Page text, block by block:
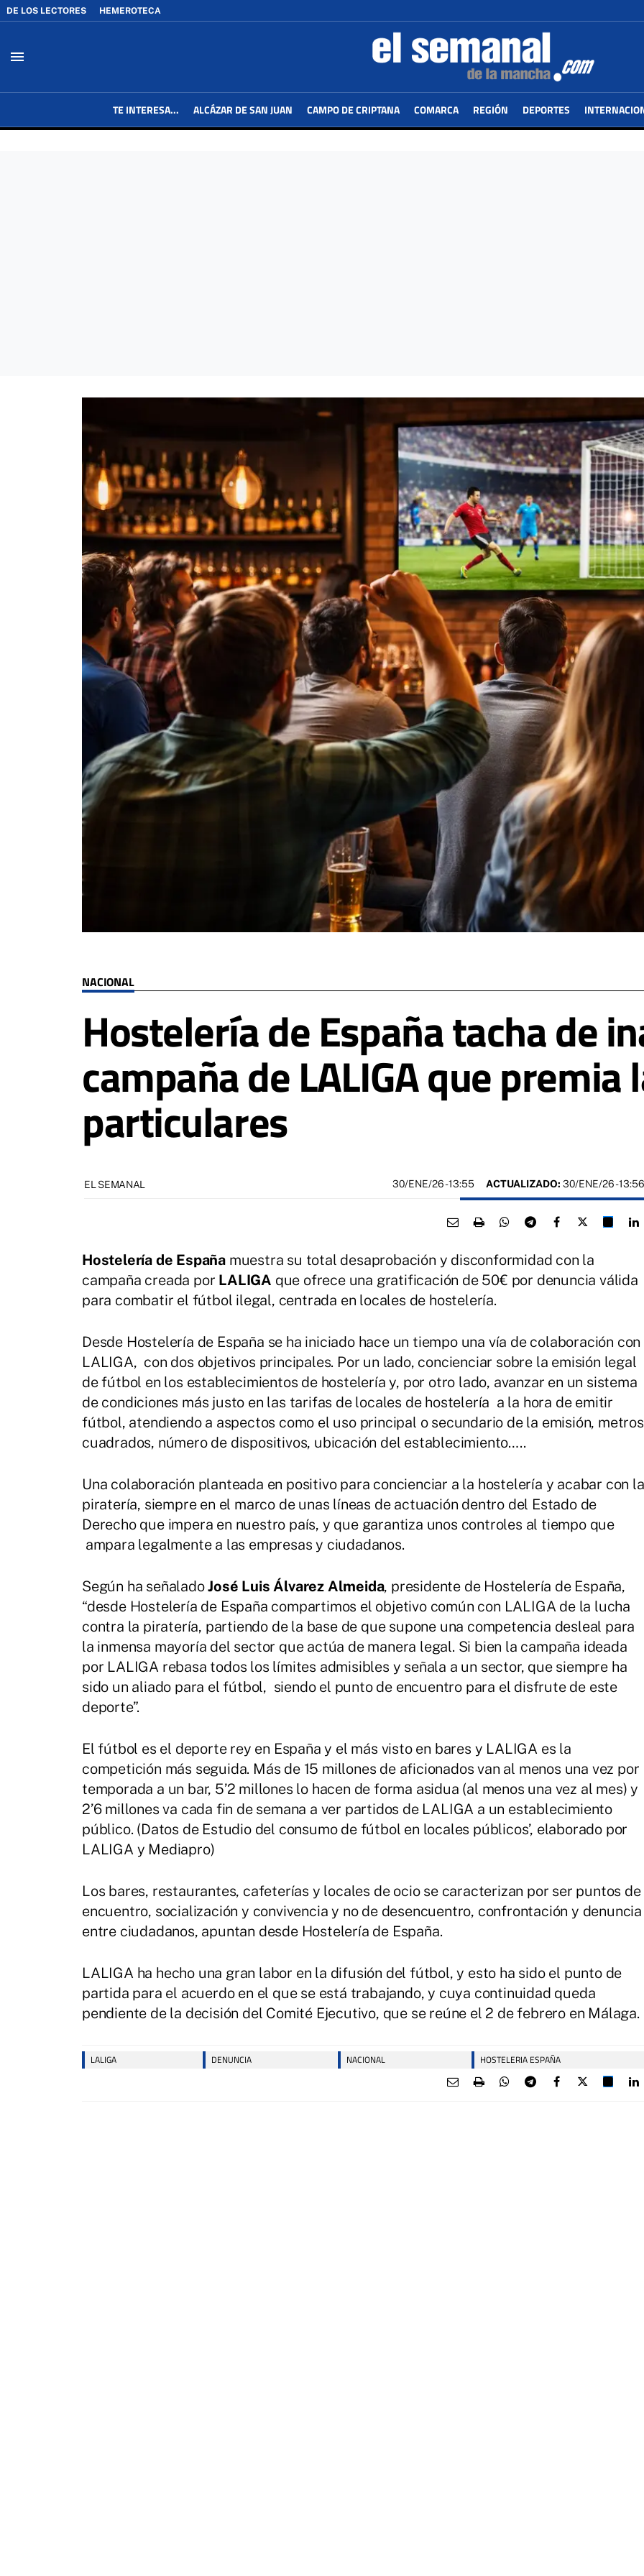
DE LOS LECTORES HEMEROTECA
menu
TE INTERESA... ALCÁZAR DE SAN JUAN CAMPO DE CRIPTANA COMARCA REGIÓN DEPORTES
NACIONAL
Hostelería de España tacha de
campaña de LALIGA que premia
particulares
EL SEMANAL 30/ENE/26- 13:55 ACTUALIZADO: 30/ENE/26 - 13:56
Hostelería de España muestra su total desaprobación y disconformidad con la
campaña creada por LALIGA que ofrece una gratificación de 50€ por denuncia válida
para combatir el fútbol ilegal, centrada en locales de hostelería.
Desde Hostelería de España se ha iniciado hace un tiempo una vía de colaboración con
LALIGA, con dos objetivos principales. Por un lado, concienciar sobre la emisión legal
de fútbol en los establecimientos de hostelería y, por otro lado, avanzar en un sistema
de condiciones más justo en las tarifas de locales de hostelería a la hora de emitir
fútbol, atendiendo a aspectos como el uso principal o secundario de la emisión, metros
cuadrados, número de dispositivos, ubicación del establecimiento…..
Una colaboración planteada en positivo para concienciar a la hostelería y acabar con la
piratería, siempre en el marco de unas líneas de actuación dentro del Estado de
Derecho que impera en nuestro país, y que garantiza unos controles al tiempo que
ampara legalmente a las empresas y ciudadanos.
Según ha señaladoJosé Luis Álvarez Almeida, presidente de Hostelería de España,
“desde Hostelería de España compartimos el objetivo común con LALIGA de la lucha
contra la piratería, partiendo de la base de que supone una competencia desleal para
la inmensa mayoría del sector que actúa de manera legal. Si bien la campaña ideada
por LALIGA rebasa todos los límites admisibles y señala a un sector, que siempre ha
sido un aliado para el fútbol, siendo el punto de encuentro para el disfrute de este
deporte”.
El fútbol es el deporte rey en España y el más visto en bares y LALIGA es la
competición más seguida. Más de 15 millones de aficionados van al menos una vez por
temporada a un bar, 5’2 millones lo hacen de forma asidua (al menos una vez al mes) y
2’6 millones va cada fin de semana a ver partidos de LALIGA a un establecimiento
público. (Datos de Estudio del consumo de fútbol en locales públicos’, elaborado por
LALIGA y Mediapro)
Los bares, restaurantes, cafeterías y locales de ocio se caracterizan por ser puntos de
encuentro, socialización y convivencia y no de desencuentro, confrontación y denuncia
entre ciudadanos, apuntan desde Hostelería de España.
LALIGA ha hecho una gran labor en la difusión del fútbol, y esto ha sido el punto de
partida para el acuerdo en el que se está trabajando, y cuya continuidad queda
pendiente de la decisión del Comité Ejecutivo, que se reúne el 2 de febrero en Málaga.
LALIGA DENUNCIA NACIONAL HOSTELERIA ESPAÑA